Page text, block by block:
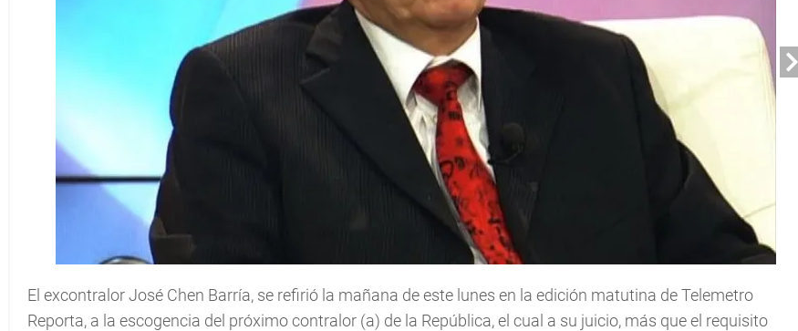
El excontralor José Chen Barría, se refirió la mañana de este lunes en la edición matutina de Telemetro
Reporta, a la escogencia del próximo contralor (a) de la República, el cual a su juicio, más que el requisito